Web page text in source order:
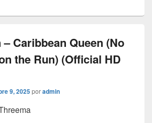
Caribbean Queen (No
the Run) (Official HD
9, 2025poradmin